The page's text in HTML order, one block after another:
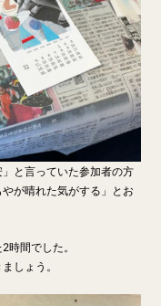
と言っていた参加者の方
が晴れた気がする」とお
時間でした。
しょう。